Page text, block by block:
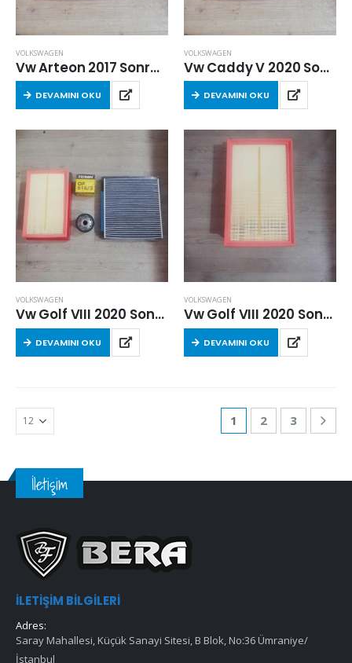
VOLKSWAGEN
Vw Arteon 2017 Sonrası Kabin Filtresi
DEVAMINI OKU
VOLKSWAGEN
Vw Caddy V 2020 Sonrası Kabin Filtresi
DEVAMINI OKU
VOLKSWAGEN
Vw Golf VIII 2020 Sonrası 1.0 e-TSİ Filtre Seti
DEVAMINI OKU
VOLKSWAGEN
Vw Golf VIII 2020 Sonrası 1.0 e-TSİ Hava Filtresi
DEVAMINI OKU
1 2 3
İletişim
İLETIŞIM BILGILERI
Adres:
Saray Mahallesi, Küçük Sanayi Sitesi, B Blok, No:36 Ümraniye/
İstanbul